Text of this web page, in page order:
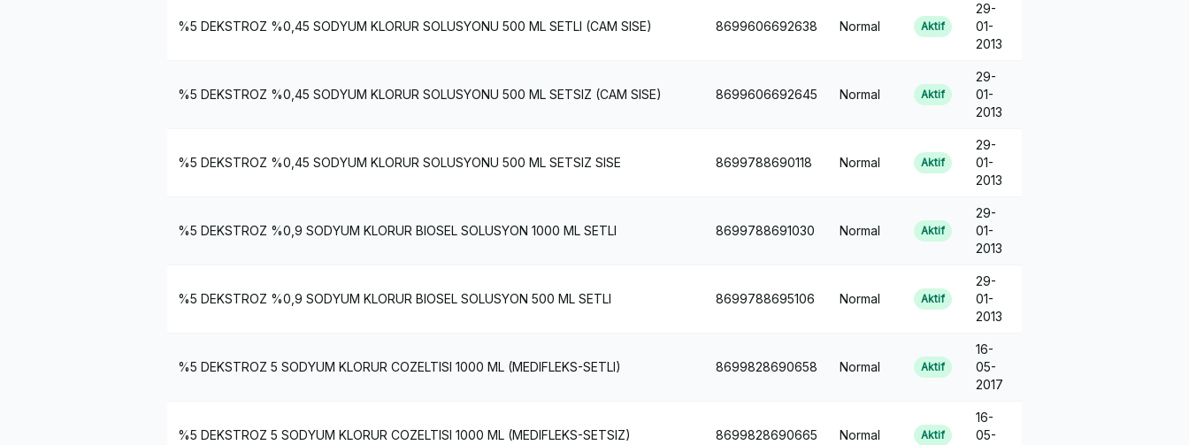
%5 DEKSTROZ %0,45 SODYUM KLORUR SOLUSYONU 500 ML SETLI (CAM SISE) 8699606692638 Normal Aktif
29-
01-
2013
%5 DEKSTROZ %0,45 SODYUM KLORUR SOLUSYONU 500 ML SETSIZ (CAM SISE) 8699606692645 Normal Aktif
29-
01-
2013
%5 DEKSTROZ %0,45 SODYUM KLORUR SOLUSYONU 500 ML SETSIZ SISE 8699788690118 Normal Aktif
29-
01-
2013
%5 DEKSTROZ %0,9 SODYUM KLORUR BIOSEL SOLUSYON 1000 ML SETLI 8699788691030 Normal Aktif
29-
01-
2013
%5 DEKSTROZ %0,9 SODYUM KLORUR BIOSEL SOLUSYON 500 ML SETLI 8699788695106 Normal Aktif
29-
01-
2013
%5 DEKSTROZ 5 SODYUM KLORUR COZELTISI 1000 ML (MEDIFLEKS-SETLI) 8699828690658 Normal Aktif
16-
05-
2017
%5 DEKSTROZ 5 SODYUM KLORUR COZELTISI 1000 ML (MEDIFLEKS-SETSIZ) 8699828690665 Normal Aktif
16-
05-